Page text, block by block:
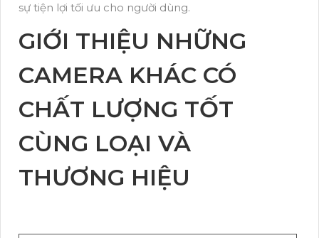
sự tiện lợi tối ưu cho người dùng.
GIỚI THIỆU NHỮNG
CAMERA KHÁC CÓ
CHẤT LƯỢNG TỐT
CÙNG LOẠI VÀ
THƯƠNG HIỆU